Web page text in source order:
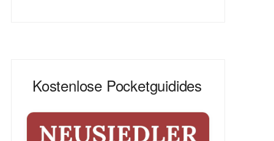
Kostenlose Pocketguidides